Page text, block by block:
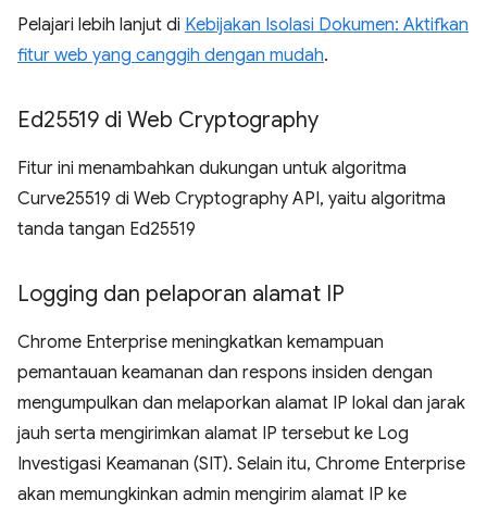
Pelajari lebih lanjut di Kebijakan Isolasi Dokumen: Aktifkan
fitur web yang canggih dengan mudah.
Ed25519 di Web Cryptography
Fitur ini menambahkan dukungan untuk algoritma
Curve25519 di Web Cryptography API, yaitu algoritma
tanda tangan Ed25519
Logging dan pelaporan alamat IP
Chrome Enterprise meningkatkan kemampuan
pemantauan keamanan dan respons insiden dengan
mengumpulkan dan melaporkan alamat IP lokal dan jarak
jauh serta mengirimkan alamat IP tersebut ke Log
Investigasi Keamanan (SIT). Selain itu, Chrome Enterprise
akan memungkinkan admin mengirim alamat IP ke